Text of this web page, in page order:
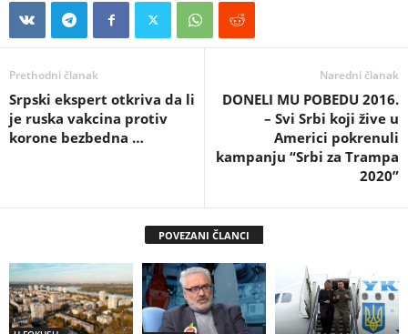
Prethodni članak
Srpski ekspert otkriva da li
je ruska vakcina protiv
korone bezbedna …
Naredni članak
DONELI MU POBEDU 2016.
– Svi Srbi koji žive u
Americi pokrenuli
kampanju “Srbi za Trampa
2020”
POVEZANI ČLANCI